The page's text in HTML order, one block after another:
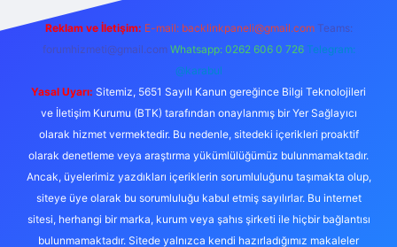
Reklam ve İletişim: E-mail: backlinkpaneli@gmail.com Teams:
forumhizmeti@gmail.com Whatsapp: 0262 606 0 726 Telegram:
@karabul
Yasal Uyarı: Sitemiz, 5651 Sayılı Kanun gereğince Bilgi Teknolojileri
ve İletişim Kurumu (BTK) tarafından onaylanmış bir Yer Sağlayıcı
olarak hizmet vermektedir. Bu nedenle, sitedeki içerikleri proaktif
olarak denetleme veya araştırma yükümlülüğümüz bulunmamaktadır.
Ancak, üyelerimiz yazdıkları içeriklerin sorumluluğunu taşımakta olup,
siteye üye olarak bu sorumluluğu kabul etmiş sayılırlar. Bu internet
sitesi, herhangi bir marka, kurum veya şahıs şirketi ile hiçbir bağlantısı
bulunmamaktadır. Sitede yalnızca kendi hazırladığımız makaleler